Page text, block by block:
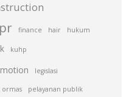
finance hair hukum
kuhp
legislasi
ormas pelayanan publik